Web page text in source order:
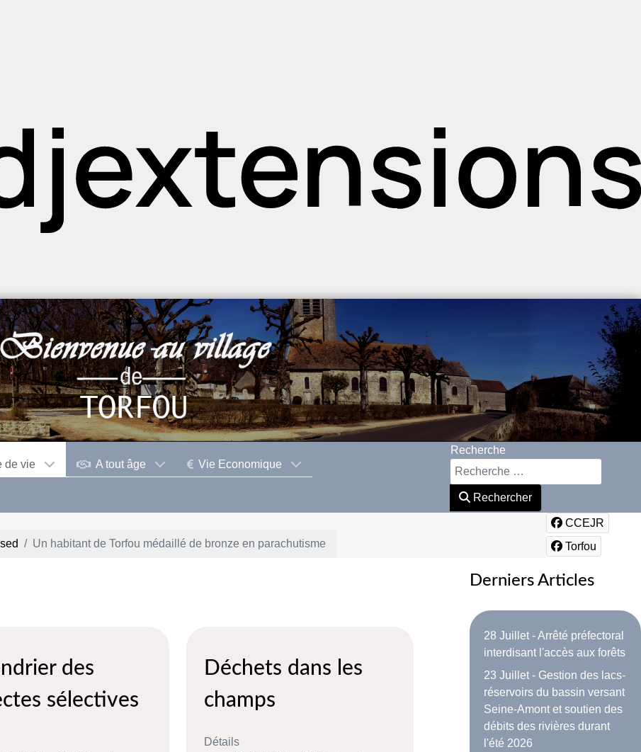
de vie A tout âge Vie Economique
Recherche
Rechercher
Un habitant de Torfou médaillé de bronze en parachutisme
CCEJR
Torfou
des
sélectives
Déchets dans les
champs
Détails
Derniers Articles
28 Juillet - Arrêté préfectoral
interdisant l'accès aux forêts
23 Juillet - Gestion des lacs-
réservoirs du bassin versant
Seine-Amont et soutien des
débits des rivières durant
l'été 2026